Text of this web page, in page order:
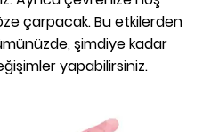
çarpacak. Bu etkilerden
şimdiye kadar
yapabilirsiniz.